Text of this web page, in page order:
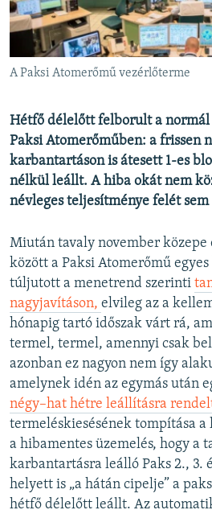
EURÓPAI UNIÓ
VILÁG
KLÍMAVÁLTOZÁS
KÖVESSEN MINKET!
A Paksi Atomerőmű vezérlőterme
Hétfő délelőtt felborult a
Paksi Atomerőműben: a frissen
karbantartáson is átesett 1-es
nélkül leállt. A hiba okát nem
névleges teljesítménye felét
Miután tavaly november közepe
között a Paksi Atomerőmű
túljutott a menetrend szerinti
nagyjavításon, elvileg az a
hónapig tartó időszak várt rá,
termel, termel, amennyi csak
azonban ez nagyon nem így
amelynek idén az egymás után
négy–hat hétre leállításra
termeléskiesésének tompítása
a hibamentes üzemelés, hogy a
karbantartásra leálló Paks 2., 3.
helyett is „a hátán cipelje” a
hétfő délelőtt leállt. Az